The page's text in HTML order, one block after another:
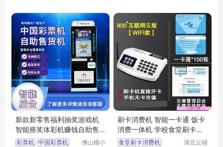
超市收银系统
扫描枪支付盒子价格
新款新零售福利抽奖游戏机
智能摇奖体彩机赚钱自助售
货机
彩票机 中国彩票机
佛山榴小
刷卡消费机 智能一卡通 饭卡
消费一体机 学校食堂刷卡机 i
c卡充值
食堂刷卡消费机
湖北云铺